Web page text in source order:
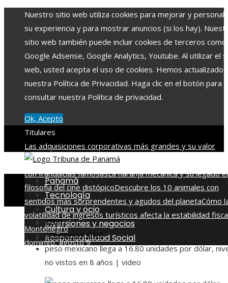
Nuestro sitio web utiliza cookies para mejorar y
su experiencia y para mostrar anuncios (si los hay).
sitio web también puede incluir cookies de terceros como
Google Adsense, Google Analytics, Youtube. Al utilizar el
web, usted acepta el uso de cookies. Hemos actualizado
nuestra Política de Privacidad. Haga clic en el botón para
consultar nuestra Política de privacidad.
Ok, Acepto
Titulares
Las adquisiciones corporativas más grandes y su valor
récordAlianza entre Disney y TikTok para impulsar
con franquicias famosasLa naranja mecánica y su legado
filosofía del cine distópicoDescubre los 10 animales con
sentidos más sorprendentes y agudos del planetaCómo
volatilidad de ingresos turísticos afecta la estabilidad
Montenegro
domingo, agosto 9
Panamá
Tecnología
Cultura y ocio
Inversiones y negocios
Responsabilidad Social
Inicio
Activismo y ONG
peso mexicano llega a 16.80 unidades por dólar,
no vistos en 8 años | video